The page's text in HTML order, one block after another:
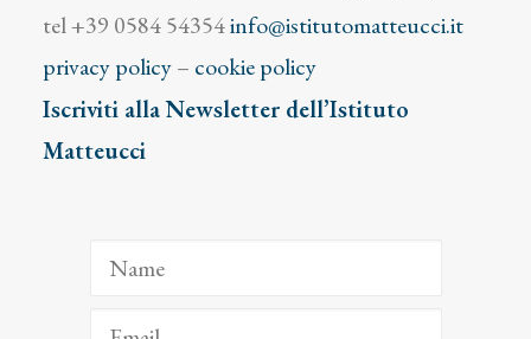
tel +39 0584 54354info@istitutomatteucci.it
privacy policy– cookie policy
Iscriviti alla Newsletter dell’Istituto
Matteucci